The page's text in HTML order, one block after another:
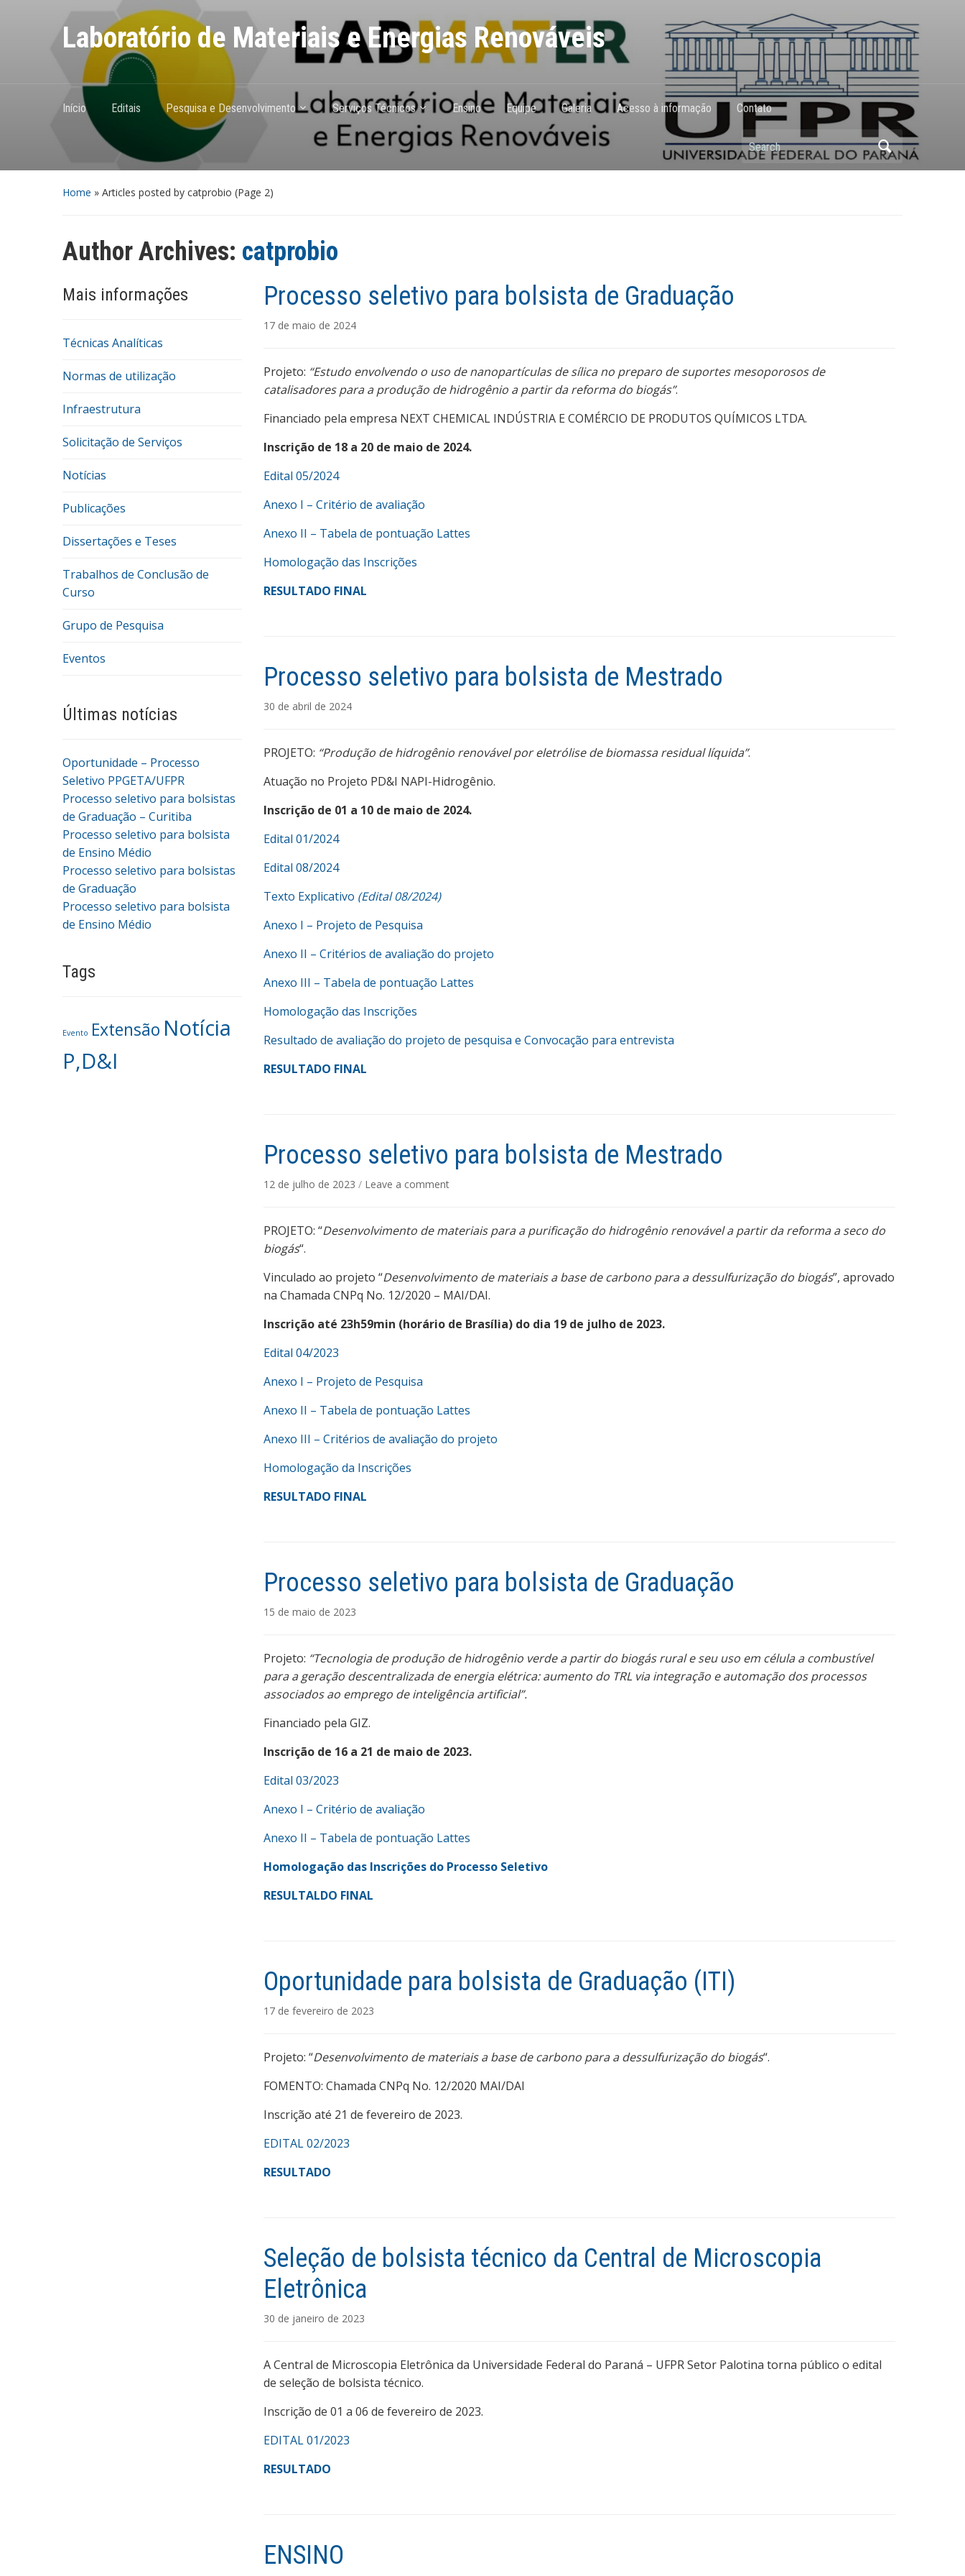
Laboratório de Materiais e Energias Renováveis
Início Editais Pesquisa e Desenvolvimento Serviços Técnicos Ensino Equipe Galeria Acesso à informação Contato
Search
Home » Articles posted by catprobio (Page 2)
Author Archives: catprobio
Mais informações
Técnicas Analíticas
Normas de utilização
Infraestrutura
Solicitação de Serviços
Notícias
Publicações
Dissertações e Teses
Trabalhos de Conclusão de
Curso
Grupo de Pesquisa
Eventos
Últimas notícias
Oportunidade – Processo
Seletivo PPGETA/UFPR
Processo seletivo para bolsistas
de Graduação – Curitiba
Processo seletivo para bolsista
de Ensino Médio
Processo seletivo para bolsistas
de Graduação
Processo seletivo para bolsista
de Ensino Médio
Tags
Evento Extensão Notícia
P,D&I
Processo seletivo para bolsista de Graduação
17 de maio de 2024
Projeto: “Estudo envolvendo o uso de nanopartículas de sílica no preparo de suportes mesoporosos de
catalisadores para a produção de hidrogênio a partir da reforma do biogás”.
Financiado pela empresa NEXT CHEMICAL INDÚSTRIA E COMÉRCIO DE PRODUTOS QUÍMICOS LTDA.
Inscrição de 18 a 20 de maio de 2024.
Edital 05/2024
Anexo I – Critério de avaliação
Anexo II – Tabela de pontuação Lattes
Homologação das Inscrições
RESULTADO FINAL
Processo seletivo para bolsista de Mestrado
30 de abril de 2024
PROJETO: “Produção de hidrogênio renovável por eletrólise de biomassa residual líquida”.
Atuação no Projeto PD&I NAPI-Hidrogênio.
Inscrição de 01 a 10 de maio de 2024.
Edital 01/2024
Edital 08/2024
Texto Explicativo (Edital 08/2024)
Anexo I – Projeto de Pesquisa
Anexo II – Critérios de avaliação do projeto
Anexo III – Tabela de pontuação Lattes
Homologação das Inscrições
Resultado de avaliação do projeto de pesquisa e Convocação para entrevista
RESULTADO FINAL
Processo seletivo para bolsista de Mestrado
12 de julho de 2023 / Leave a comment
PROJETO: “Desenvolvimento de materiais para a purificação do hidrogênio renovável a partir da reforma a seco do
biogás“.
Vinculado ao projeto “Desenvolvimento de materiais a base de carbono para a dessulfurização do biogás”, aprovado
na Chamada CNPq No. 12/2020 – MAI/DAI.
Inscrição até 23h59min (horário de Brasília) do dia 19 de julho de 2023.
Edital 04/2023
Anexo I – Projeto de Pesquisa
Anexo II – Tabela de pontuação Lattes
Anexo III – Critérios de avaliação do projeto
Homologação da Inscrições
RESULTADO FINAL
Processo seletivo para bolsista de Graduação
15 de maio de 2023
Projeto: “Tecnologia de produção de hidrogênio verde a partir do biogás rural e seu uso em célula a combustível
para a geração descentralizada de energia elétrica: aumento do TRL via integração e automação dos processos
associados ao emprego de inteligência artificial”.
Financiado pela GIZ.
Inscrição de 16 a 21 de maio de 2023.
Edital 03/2023
Anexo I – Critério de avaliação
Anexo II – Tabela de pontuação Lattes
Homologação das Inscrições do Processo Seletivo
RESULTALDO FINAL
Oportunidade para bolsista de Graduação (ITI)
17 de fevereiro de 2023
Projeto: “Desenvolvimento de materiais a base de carbono para a dessulfurização do biogás“.
FOMENTO: Chamada CNPq No. 12/2020 MAI/DAI
Inscrição até 21 de fevereiro de 2023.
EDITAL 02/2023
RESULTADO
Seleção de bolsista técnico da Central de Microscopia
Eletrônica
30 de janeiro de 2023
A Central de Microscopia Eletrônica da Universidade Federal do Paraná – UFPR Setor Palotina torna público o edital
de seleção de bolsista técnico.
Inscrição de 01 a 06 de fevereiro de 2023.
EDITAL 01/2023
RESULTADO
ENSINO